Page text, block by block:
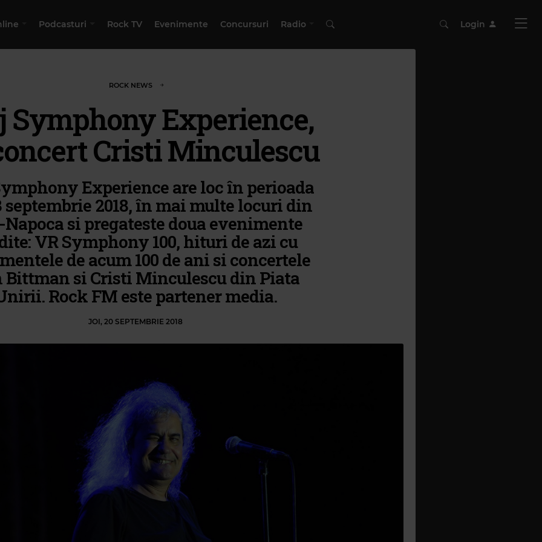
Podcasturi Rock TV Evenimente Concursuri Radio Login
ROCK NEWS
Symphony Experience,
Cristi Minculescu
Experience are loc în perioada
septembrie 2018, în mai multe locuri din
si pregateste doua evenimente
VR Symphony 100, hituri de azi cu
de acum 100 de ani si concertele
Bittman si Cristi Minculescu din Piata
Rock FM este partener media.
JOI, 20 SEPTEMBRIE 2018